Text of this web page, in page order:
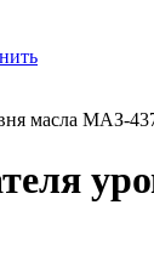
масла МАЗ-